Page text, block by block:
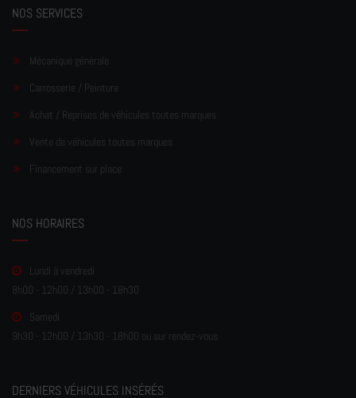
NOS SERVICES
Mécanique générale
Carrosserie / Peinture
Achat / Reprises de véhicules toutes marques
Vente de véhicules toutes marques
Financement sur place
NOS HORAIRES
Lundi à vendredi
8h00 - 12h00 / 13h00 - 18h30
Samedi
9h30 - 12h00 / 13h30 - 18h00 ou sur rendez-vous
DERNIERS VÉHICULES INSÉRÉS